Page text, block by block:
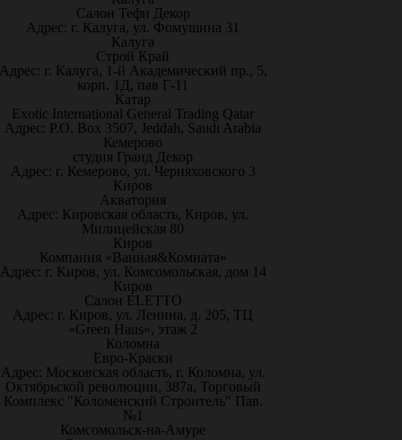
Салон Тефи Декор
Адрес: г. Калуга, ул. Фомушина 31
Калуга
Строй Край
г. Калуга, 1-й Академический пр., 5,
корп. 1Д, пав Г-11
Катар
Exotic International General Trading Qatar
Адрес: P.O. Box 3507, Jeddah, Saudi Arabia
Кемерово
студия Гранд Декор
Адрес: г. Кемерово, ул. Черняховского 3
Киров
Акватория
Адрес: Кировская область, Киров, ул.
Милицейская 80
Киров
Компания «Ванная&Комната»
Адрес: г. Киров, ул. Комсомольская, дом 14
Киров
Салон ELETTO
Адрес: г. Киров, ул. Ленина, д. 205, ТЦ
«Green Haus», этаж 2
Коломна
Евро-Краски
Адрес: Московская область, г. Коломна, ул.
Октябрьской революции, 387а, Торговый
Комплекс "Коломенский Строитель" Пав.
№1
Комсомольск-на-Амуре